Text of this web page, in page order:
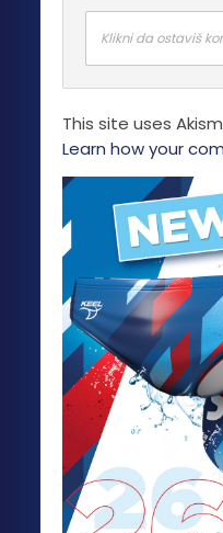
Klikni da ostaviš
This site uses
Learn how your